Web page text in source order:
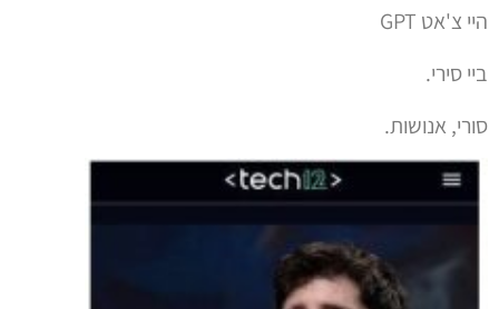
היי צ'אט GPT
ביי סירי.
סורי, אנושות.